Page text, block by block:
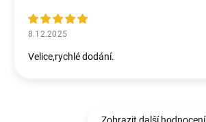
8.12.2025
Velice,rychlé dodání.